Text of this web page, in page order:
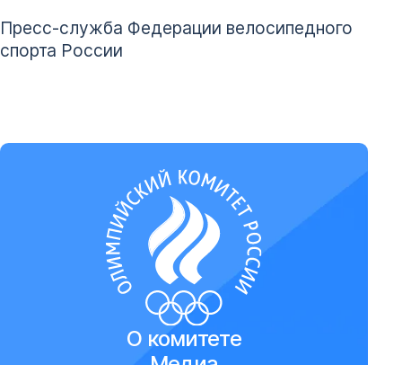
Пресс-служба Федерации велосипедного
спорта России
О комитете